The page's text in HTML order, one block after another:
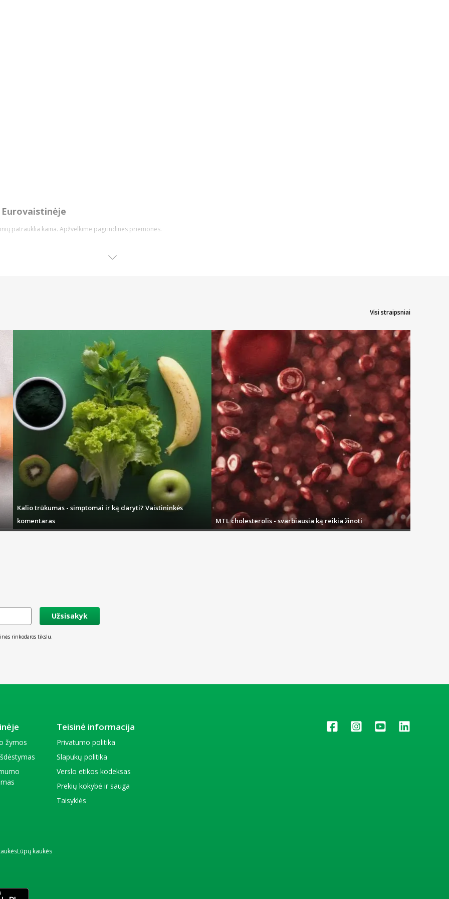
patrauklia kaina. Apžvelkime pagrindines priemones.
pagrindinė ir kiekvieno naudojama higienos priemonė. Internetu galite įsigyti ne tik patiksiančio aromato bei skonio, tačiau ir būtent jums
pasiekiamas burnos ertmės vietas bei net gali padėti dantis balinti.
iš daugybės skirtingų fiksuojančių ir lipnių kremų, tablečių ar kitų priemonių, tokių kaip pamušalai, šepetėliai, vaškas ar kitų.
– kvapiąsias bei dezinfekcines. Jeigu burnos ertmėje yra žaizda arba įsimetė infekcija, jums gali būti rekomenduojama naudoti specialų gelį ar
nemalonų burnos kvapą ar sudrėkinti sausą burną.
Visi straipsniai
Kalio trūkumas - simptomai ir ką daryti? Vaistininkės
komentaras
MTL cholesterolis - svarbiausia ką reikia žinoti
Užsisakyk
rinkodaros tikslu.
žymos
Teisinė informacija
Privatumo politika
Slapukų politika
Verslo etikos kodeksas
Prekių kokybė ir sauga
Taisyklės
Lūpų kaukės